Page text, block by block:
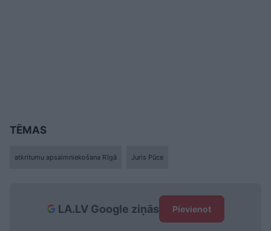
TĒMAS
atkritumu apsaimniekošana Rīgā Juris Pūce
LA.LV Google ziņās Pievienot